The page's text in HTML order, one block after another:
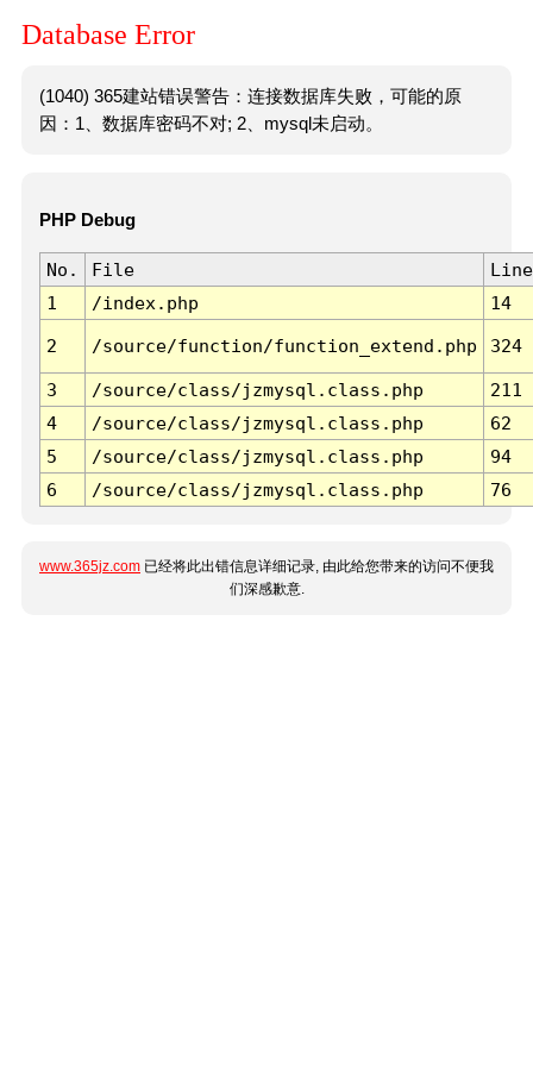
Database Error
(1040) 365建站错误警告：连接数据库失败，可能的原
因：1、数据库密码不对; 2、mysql未启动。
PHP Debug
No. File
Line
1
/index.php 14
2 /source/function/function_extend.php 324
3 /source/class/jzmysql.class.php
211
4
/source/class/jzmysql.class.php
62
5
/source/class/jzmysql.class.php
94
6
/source/class/jzmysql.class.php 76
www.365jz.com 已经将此出错信息详细记录, 由此给您带来的访问不便我
们深感歉意.